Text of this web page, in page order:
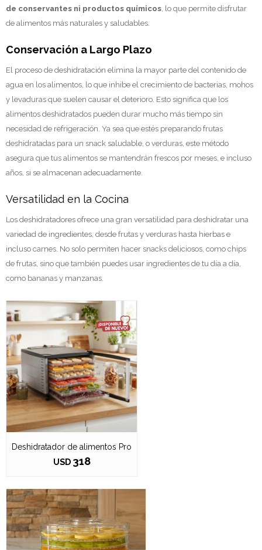
de conservantes ni productos químicos , lo que permite disfrutar
de alimentos más naturales y saludables.
Conservación a Largo Plazo
El proceso de deshidratación elimina la mayor parte del contenido de
agua en los alimentos, lo que inhibe el crecimiento de bacterias, mohos
y levaduras que suelen causar el deterioro. Esto significa que los
alimentos deshidratados pueden durar mucho más tiempo sin
necesidad de refrigeración. Ya sea que estés preparando frutas
deshidratadas para un snack saludable, o verduras, este método
asegura que tus alimentos se mantendrán frescos por meses, e incluso
años, si se almacenan adecuadamente.
Versatilidad en la Cocina
Los deshidratadores ofrece una gran versatilidad para deshidratar una
variedad de ingredientes, desde frutas y verduras hasta hierbas e
incluso carnes. No solo permiten hacer snacks deliciosos, como chips
de frutas, sino que también puedes usar ingredientes de tu día a día,
como bananas y manzanas.
Deshidratador de alimentos Pro
USD 318